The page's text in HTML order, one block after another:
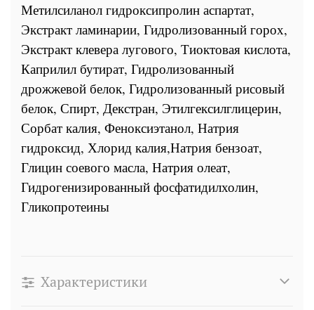
Метилсиланол гидроксипролин аспартат,
Экстракт ламинарии, Гидролизованный горох,
Экстракт клевера лугового, Тиоктовая кислота,
Каприлил бутират, Гидролизованный
дрожжевой белок, Гидролизованный рисовый
белок, Спирт, Декстран, Этилгексилглицерин,
Сорбат калия, Феноксиэтанол, Натрия
гидроксид, Хлорид калия,Натрия бензоат,
Глицин соевого масла, Натрия олеат,
Гидрогенизированный фосфатидилхолин,
Гликопротеины
Характеристики